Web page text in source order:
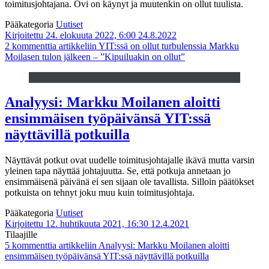
toimitusjohtajana. Ovi on käynyt ja muutenkin on ollut tuulista.
Pääkategoria Uutiset
Kirjoitettu 24. elokuuta 2022, 6:00 24.8.2022
2 kommenttia artikkeliin YIT:ssä on ollut turbulenssia Markku
Moilasen tulon jälkeen – ”Kipuiluakin on ollut”
Analyysi: Markku Moilanen aloitti
ensimmäisen työpäivänsä YIT:ssä
näyttävillä potkuilla
Näyttävät potkut ovat uudelle toimitusjohtajalle ikävä mutta varsin
yleinen tapa näyttää johtajuutta. Se, että potkuja annetaan jo
ensimmäisenä päivänä ei sen sijaan ole tavallista. Silloin päätökset
potkuista on tehnyt joku muu kuin toimitusjohtaja.
Pääkategoria Uutiset
Kirjoitettu 12. huhtikuuta 2021, 16:30 12.4.2021
Tilaajille
5 kommenttia artikkeliin Analyysi: Markku Moilanen aloitti
ensimmäisen työpäivänsä YIT:ssä näyttävillä potkuilla